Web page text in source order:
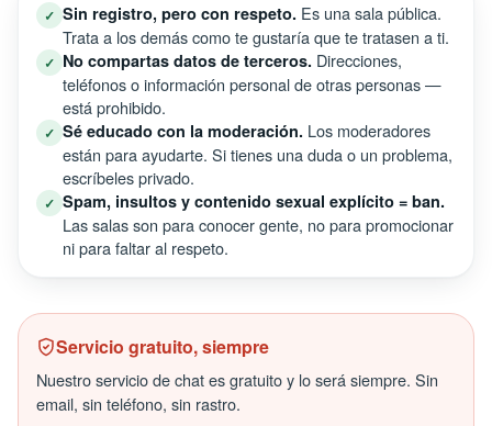
✓ Sin registro, pero con respeto. Es una sala pública.
Trata a los demás como te gustaría que te tratasen a ti.
✓ No compartas datos de terceros. Direcciones,
teléfonos o información personal de otras personas —
está prohibido.
✓ Sé educado con la moderación. Los moderadores
están para ayudarte. Si tienes una duda o un problema,
escríbeles privado.
✓ Spam, insultos y contenido sexual explícito = ban.
Las salas son para conocer gente, no para promocionar
ni para faltar al respeto.
Servicio gratuito, siempre
Nuestro servicio de chat es gratuito y lo será siempre. Sin
email, sin teléfono, sin rastro.